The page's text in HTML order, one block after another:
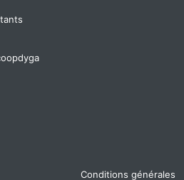
Conditions générales